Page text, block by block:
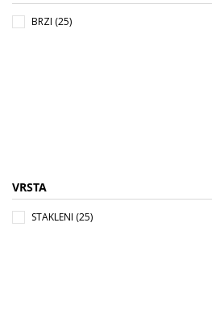
BRZI (25)
VRSTA
STAKLENI (25)